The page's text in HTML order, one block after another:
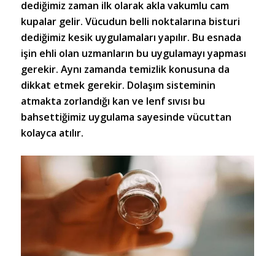
dediğimiz zaman ilk olarak akla vakumlu cam
kupalar gelir. Vücudun belli noktalarına bisturi
dediğimiz kesik uygulamaları yapılır. Bu esnada
işin ehli olan uzmanların bu uygulamayı yapması
gerekir. Aynı zamanda temizlik konusuna da
dikkat etmek gerekir. Dolaşım sisteminin
atmakta zorlandığı kan ve lenf sıvısı bu
bahsettiğimiz uygulama sayesinde vücuttan
kolayca atılır.